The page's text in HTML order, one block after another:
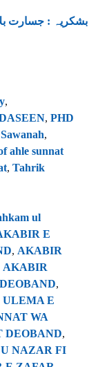
بشکریہ : جسارت
,
, PHD
Sawanah,
ahle sunnat
, Tahrik
ul
E
, AKABIR
AKABIR
,
E
WA
DEOBAND,
NAZAR FI